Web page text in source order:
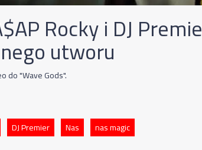
Rocky i DJ
utworu
do "Wave Gods".
DJ Premier Nas nas magic